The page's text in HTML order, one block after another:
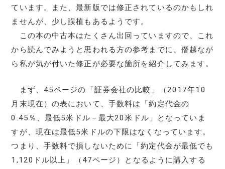
ています。また、最新版では修正されているのかもしれ
ませんが、少し誤植もあるようです。
この本の中古本はたくさん出回っていますので、これ
から読んでみようと思われる方の参考までに、僭越なが
ら私が気が付いた修正が必要な箇所を紹介してみます。
まず、45ページの「証券会社の比較」（2017年10
月末現在）の表において、手数料は「約定代金の
0.45％、最低5米ドル－最大20米ドル」となっていま
すが、現在は最低5米ドルの下限はなくなっています。
つまり、手数料で損しないために「約定代金が最低でも
1,120ドル以上」（47ページ）となるように購入する